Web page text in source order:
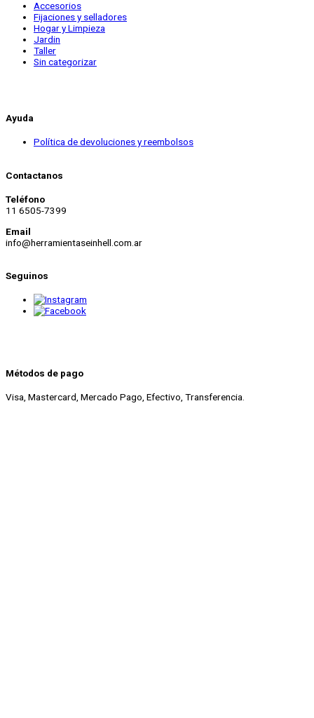
Accesorios
Fijaciones y selladores
Hogar y Limpieza
Jardin
Taller
Sin categorizar
Ayuda
Política de devoluciones y reembolsos
Contactanos
Teléfono
11 6505-7399
Email
info@herramientaseinhell.com.ar
Seguinos
Métodos de pago
Visa, Mastercard, Mercado Pago, Efectivo, Transferencia.